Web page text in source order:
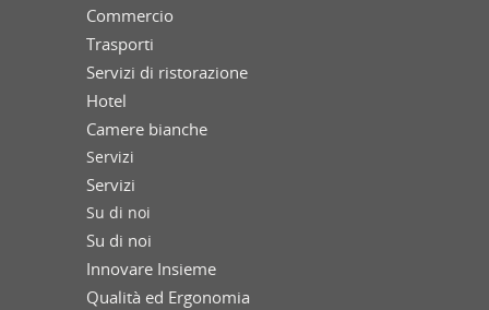
Commercio
Trasporti
Servizi di ristorazione
Hotel
Camere bianche
Servizi
Servizi
Su di noi
Su di noi
Innovare Insieme
Qualità ed Ergonomia